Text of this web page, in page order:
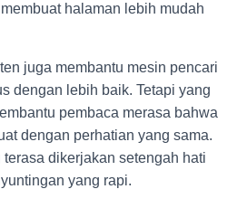
halaman lebih mudah
juga membantu mesin pencari
dengan lebih baik. Tetapi yang
pembaca merasa bahwa
dengan perhatian yang sama.
dikerjakan setengah hati
yang rapi.